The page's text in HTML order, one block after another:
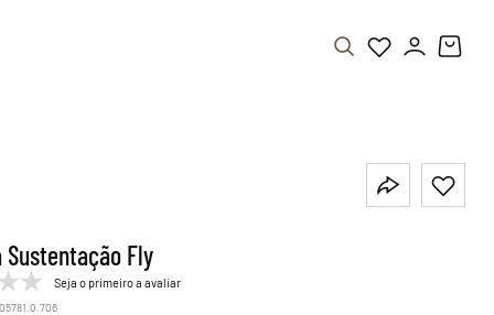
Sustentação Fly
Seja o primeiro a avaliar